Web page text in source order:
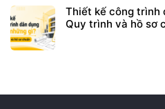
Thiết kế công trình
Quy trình và hồ sơ